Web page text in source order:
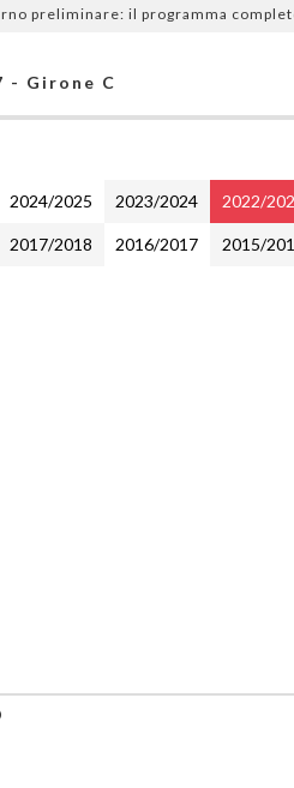
il programma completo
- Girone C
2024/2025 2023/2024 2022/
2017/2018 2016/2017 2015/